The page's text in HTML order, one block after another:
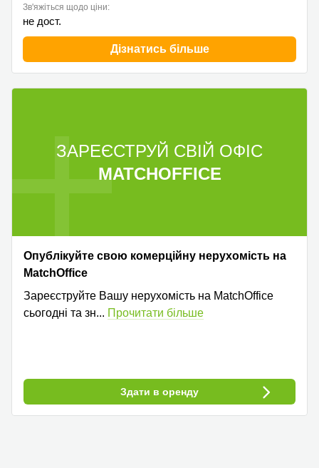
Зв'яжіться щодо ціни:
не дост.
Дізнатись більше
ЗАРЕЄСТРУЙ СВІЙ ОФІС
MATCHOFFICE
Опублікуйте свою комерційну нерухомість на
MatchOffice
Зареєструйте Вашу нерухомість на MatchOffice
сьогодні та зн... Прочитати більше
Здати в оренду